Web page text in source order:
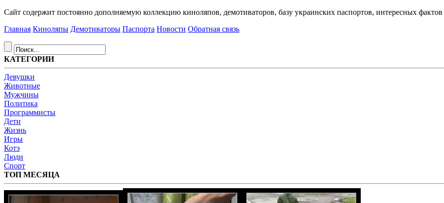
Сайт содержит постоянно дополняемую коллекцию киноляпов, демотиваторов, базу украинских паспортов, интересных
Главная Киноляпы Демотиваторы Паспорта Новости Обратная связь
КАТЕГОРИИ
Девушки
Животные
Мужчины
Политика
Программисты
Дети
Жизнь
Игры
Котэ
Люди
Спорт
ТОП МЕСЯЦА